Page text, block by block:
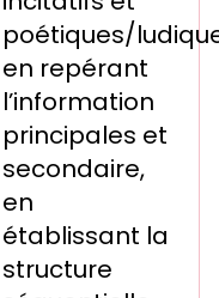
poétiques/
en repérant
l’information
principales et
secondaire,
en
établissant la
structure